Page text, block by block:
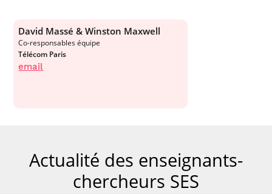
David Massé & Winston Maxwell
Co-responsables équipe
Télécom Paris
email
Actualité des enseignants-
chercheurs SES